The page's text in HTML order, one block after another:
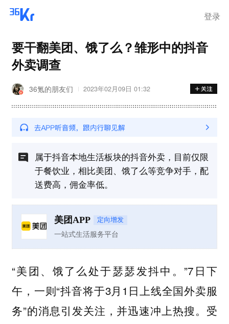
登录
要干翻美团、饿了么？雏形中的抖音
外卖调查
36氪的朋友们 2023年02月09日 01:32
属于抖音本地生活板块的抖音外卖，目前仅限
于餐饮业，相比美团、饿了么等竞争对手，配
送费高，佣金率低。
美团APP 定向增发
一站式生活服务平台
“美团、饿了么处于瑟瑟发抖中。”7日下
午，一则“抖音将于3月1日上线全国外卖服
务”的消息引发关注，并迅速冲上热搜。 受